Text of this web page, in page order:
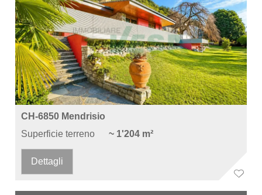
CH-6850 Mendrisio
Superficie terreno
~ 1'204 m²
Dettagli